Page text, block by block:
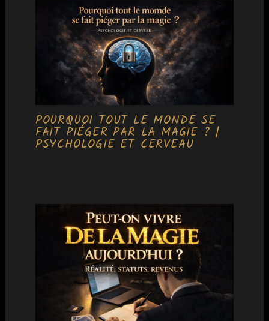
POURQUOI TOUT LE MONDE SE
FAIT PIÉGER PAR LA MAGIE ? |
PSYCHOLOGIE ET CERVEAU